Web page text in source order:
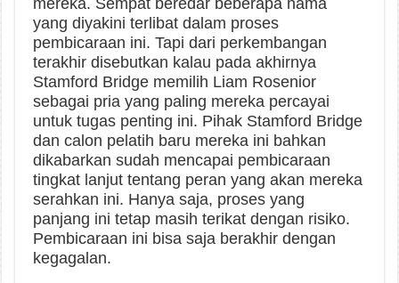
yang diyakini terlibat dalam proses
pembicaraan ini. Tapi dari perkembangan
terakhir disebutkan kalau pada akhirnya
Stamford Bridge memilih Liam Rosenior
sebagai pria yang paling mereka percayai
untuk tugas penting ini. Pihak Stamford Bridge
dan calon pelatih baru mereka ini bahkan
dikabarkan sudah mencapai pembicaraan
tingkat lanjut tentang peran yang akan mereka
serahkan ini. Hanya saja, proses yang
panjang ini tetap masih terikat dengan risiko.
Pembicaraan ini bisa saja berakhir dengan
kegagalan.